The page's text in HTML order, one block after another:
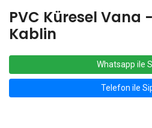
PVC Küresel Vana
Kablin
Whatsapp ile
Telefon ile